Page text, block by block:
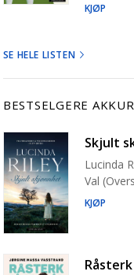
KJØP
SE HELE LISTEN
BESTSELGERE
Skjult
Lucinda
Val
KJØP